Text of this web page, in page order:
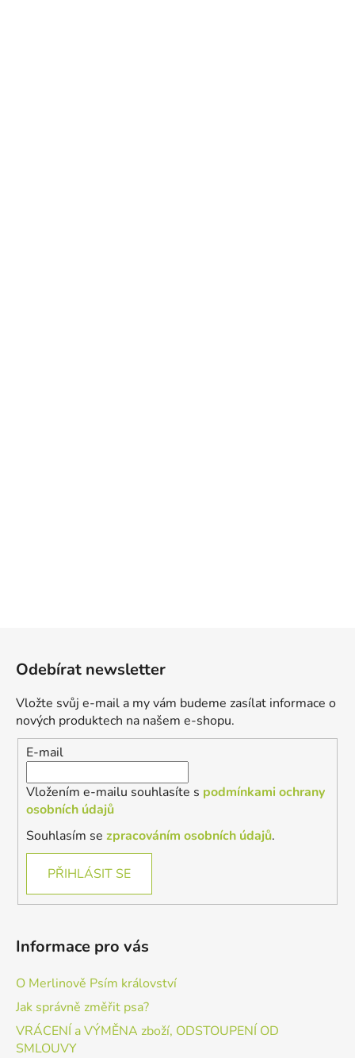
Odebírat newsletter
Vložte svůj e-mail a my vám budeme zasílat informace o
nových produktech na našem e-shopu.
E-mail
Vložením e-mailu souhlasíte s podmínkami ochrany
osobních údajů
Souhlasím se zpracováním osobních údajů.
PŘIHLÁSIT SE
Informace pro vás
O Merlinově Psím království
Jak správně změřit psa?
VRÁCENÍ a VÝMĚNA zboží, ODSTOUPENÍ OD
SMLOUVY